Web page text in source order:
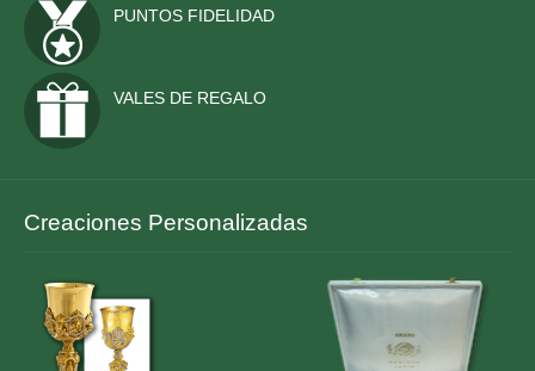
PUNTOS FIDELIDAD
VALES DE REGALO
Creaciones Personalizadas